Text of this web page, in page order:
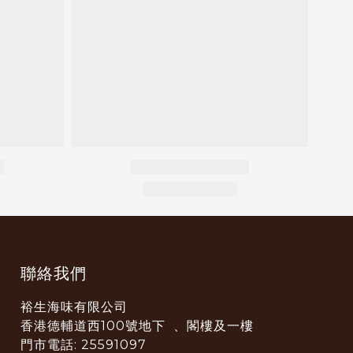
聯絡我們
裕生海味有限公司
香港德輔道西100號地下 、閣樓及一樓
門市電話: 25591097